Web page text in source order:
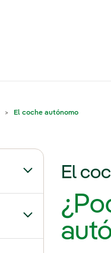
El coche autónomo
Alternar el
Alternar el
El